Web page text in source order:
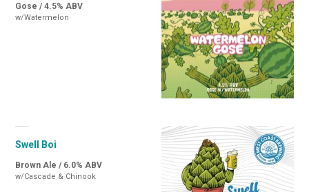
Gose / 4.5% ABV
w/Watermelon
Swell Boi
Brown Ale / 6.0% ABV
w/Cascade & Chinook